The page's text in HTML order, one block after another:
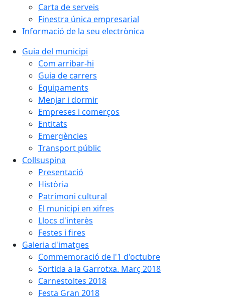
Carta de serveis
Finestra única empresarial
Informació de la seu electrònica
Guia del municipi
Com arribar-hi
Guia de carrers
Equipaments
Menjar i dormir
Empreses i comerços
Entitats
Emergències
Transport públic
Collsuspina
Presentació
Història
Patrimoni cultural
El municipi en xifres
Llocs d'interès
Festes i fires
Galeria d'imatges
Commemoració de l'1 d'octubre
Sortida a la Garrotxa. Març 2018
Carnestoltes 2018
Festa Gran 2018